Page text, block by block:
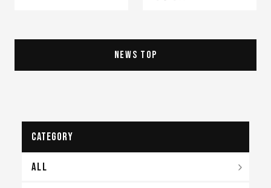
NEWS TOP
CATEGORY
ALL